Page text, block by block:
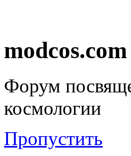
modcos.com
Форум
космологии
Пропустить